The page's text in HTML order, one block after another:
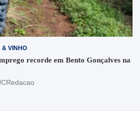
& VINHO
recorde em Bento Gonçalves na